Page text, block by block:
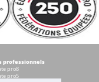
professionnels
pro8
pro5